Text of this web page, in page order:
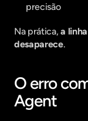
precisão
Na prática, a
desaparece.
O erro
Agent